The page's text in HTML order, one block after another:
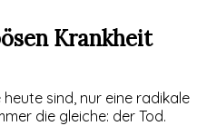
Krankheit
sind, nur eine radikale
die gleiche: der Tod.